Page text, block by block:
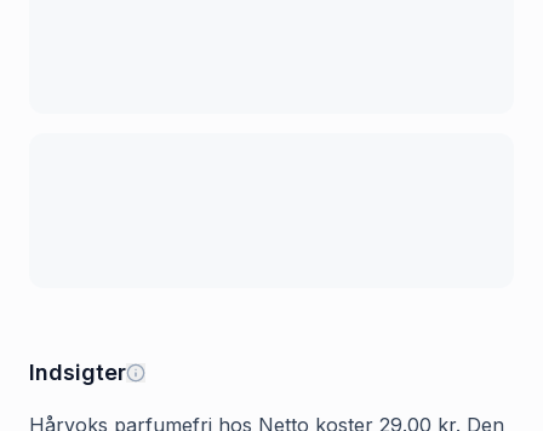
Indsigter
Hårvoks parfumefri hos Netto koster 29.00 kr. Den